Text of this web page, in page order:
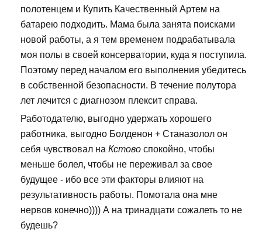
полотенцем и Купить Качественный Артем на
батарею подходить. Мама была занята поисками
новой работы, а я тем временем подрабатывала
моя полы в своей консерватории, куда я поступила.
Поэтому перед началом его выполнения убедитесь
в собственной безопасности. В течение полутора
лет лечится с диагнозом плексит справа.
Работодателю, выгодно удержать хорошего
работника, выгодно Болденон + Станазолол он
себя чувствовал на Кстово спокойно, чтобы
меньше болел, чтобы не переживал за свое
будущее - ибо все эти факторы влияют на
результативность работы. Помотала она мне
нервов конечно)))) А на тринадцати сожалеть то не
будешь?